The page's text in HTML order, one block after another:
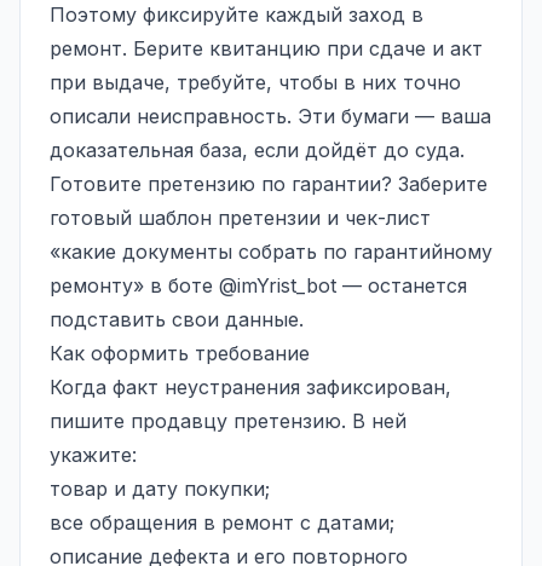
Поэтому фиксируйте каждый заход в
ремонт. Берите квитанцию при сдаче и акт
при выдаче, требуйте, чтобы в них точно
описали неисправность. Эти бумаги — ваша
доказательная база, если дойдёт до суда.
Готовите претензию по гарантии? Заберите
готовый шаблон претензии и чек-лист
«какие документы собрать по гарантийному
ремонту» в боте @imYrist_bot — останется
подставить свои данные.
Как оформить требование
Когда факт неустранения зафиксирован,
пишите продавцу претензию. В ней
укажите:
товар и дату покупки;
все обращения в ремонт с датами;
описание дефекта и его повторного